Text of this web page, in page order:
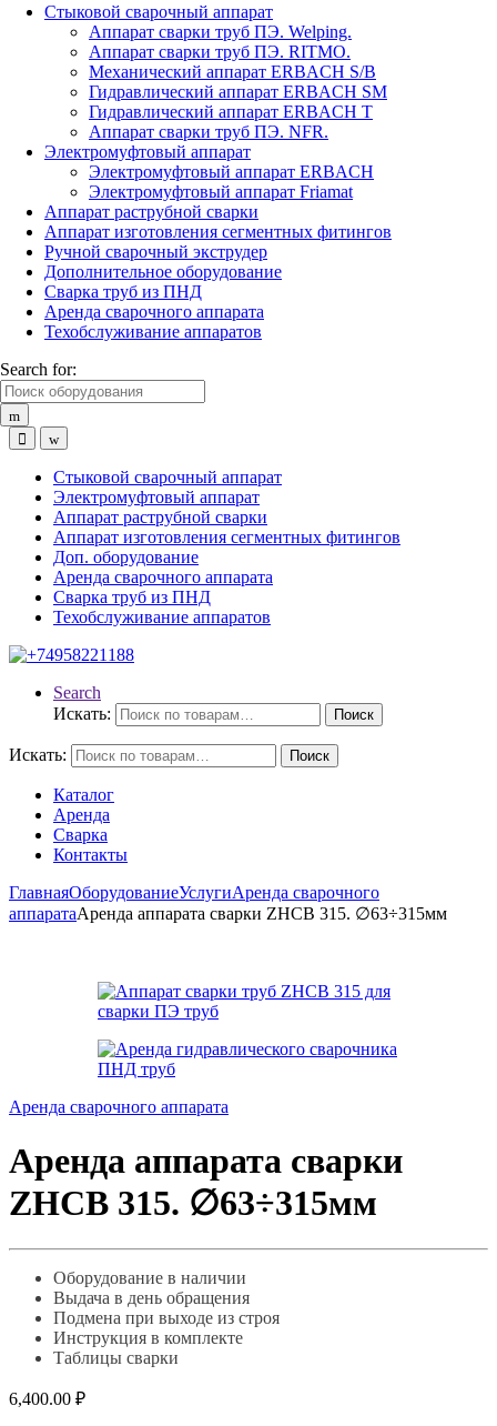
Стыковой сварочный аппарат
Аппарат сварки труб ПЭ. Welping.
Аппарат сварки труб ПЭ. RITMO.
Механический аппарат ERBACH S/B
Гидравлический аппарат ERBACH SM
Гидравлический аппарат ERBACH T
Аппарат сварки труб ПЭ. NFR.
Электромуфтовый аппарат
Электромуфтовый аппарат ERBACH
Электромуфтовый аппарат Friamat
Аппарат раструбной сварки
Аппарат изготовления сегментных фитингов
Ручной сварочный экструдер
Дополнительное оборудование
Сварка труб из ПНД
Аренда сварочного аппарата
Техобслуживание аппаратов
Search for:
Стыковой сварочный аппарат
Электромуфтовый аппарат
Аппарат раструбной сварки
Аппарат изготовления сегментных фитингов
Доп. оборудование
Аренда сварочного аппарата
Сварка труб из ПНД
Техобслуживание аппаратов
Search
Искать:
Поиск
Искать: Поиск
Каталог
Аренда
Сварка
Контакты
ГлавнаяОборудованиеУслугиАренда сварочного
аппаратаАренда аппарата сварки ZHCB 315. ∅63÷315мм
Аренда сварочного аппарата
Аренда аппарата сварки
ZHCB 315. ∅63÷315мм
Оборудование в наличии
Выдача в день обращения
Подмена при выходе из строя
Инструкция в комплекте
Таблицы сварки
6,400.00 ₽